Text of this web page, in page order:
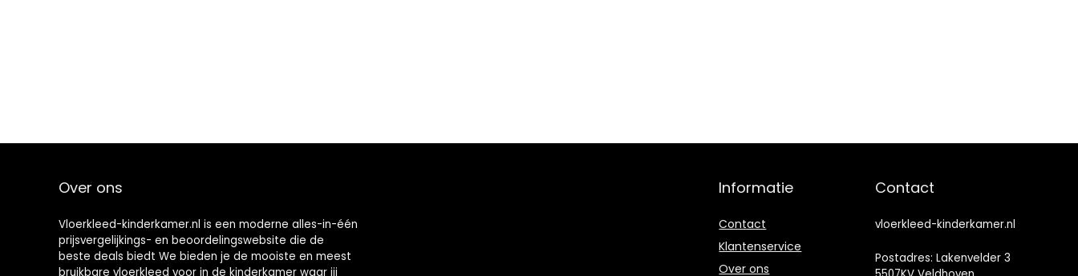
Over ons
Vloerkleed-kinderkamer.nl is een moderne alles-in-één
prijsvergelijkings- en beoordelingswebsite die de
beste deals biedt We bieden je de mooiste en meest
bruikbare vloerkleed voor in de kinderkamer waar jij
Informatie
Contact
Klantenservice
Over ons
Contact
vloerkleed-kinderkamer.nl
Postadres: Lakenvelder 3